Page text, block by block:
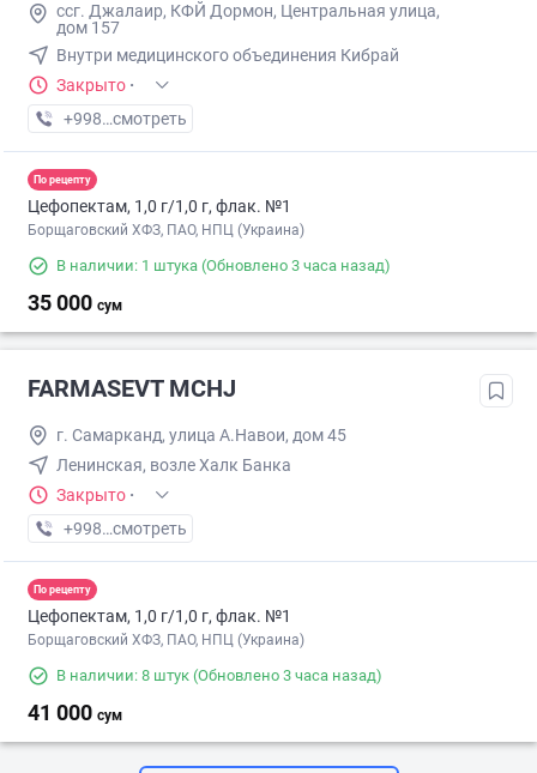
ссг. Джалаир, КФЙ Дормон, Центральная улица,
дом 157
Внутри медицинского объединения Кибрай
Закрыто ·
+998 (87) XXX-XX-XX
смотреть
По рецепту
Цефопектам, 1,0 г/1,0 г, флак. №1
Борщаговский ХФЗ, ПАО, НПЦ (Украина)
В наличии: 1 штука (Обновлено 3 часа назад)
35 000 сум
FARMASEVT MCHJ
г. Самарканд, улица А.Навои, дом 45
Ленинская, возле Халк Банка
Закрыто ·
+998 (66) XXX-XX-XX
смотреть
По рецепту
Цефопектам, 1,0 г/1,0 г, флак. №1
Борщаговский ХФЗ, ПАО, НПЦ (Украина)
В наличии: 8 штук (Обновлено 3 часа назад)
41 000 сум